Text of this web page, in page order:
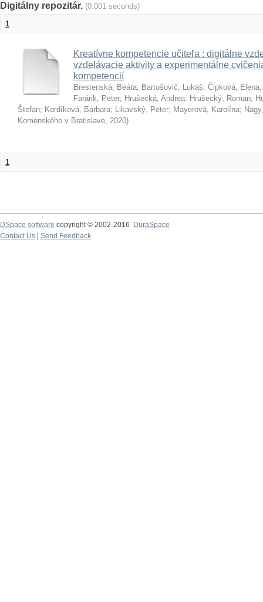
Digitálny repozitár. (0.001 seconds)
1
Kreatívne kompetencie učiteľa : digitálne
vzdelávacie aktivity a experimentálne
kompetencií
Brestenská, Beáta; Bartošovič, Lukáš; Čipková, Elena
Farárik, Peter; Hrušecká, Andrea; Hrušecký, Roman;
Štefan; Kordíková, Barbara; Likavský, Peter; Mayerová, Karolína;
Komenského v Bratislave, 2020)
1
DSpace software copyright © 2002-2016
DuraSpace
Contact Us
Send Feedback